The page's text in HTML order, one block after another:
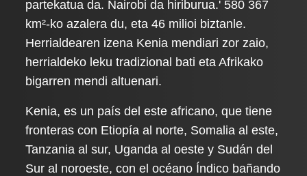
partekatua da. Nairobi da hiriburua.' 580 367
km²-ko azalera du, eta 46 milioi biztanle.
Herrialdearen izena Kenia mendiari zor zaio,
herrialdeko leku tradizional bati eta Afrikako
bigarren mendi altuenari.
Kenia, es un país del este africano, que tiene
fronteras con Etiopía al norte, Somalia al este,
Tanzania al sur, Uganda al oeste y Sudán del
Sur al noroeste, con el océano Índico bañando